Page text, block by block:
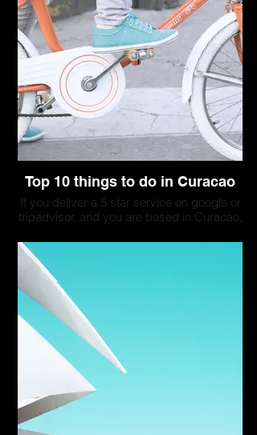
Top 10 things to do in Curacao
If you deliver a 5 star service on google or
tripadvisor, and you are based in Curacao,
contact us to discuss a collaboration.